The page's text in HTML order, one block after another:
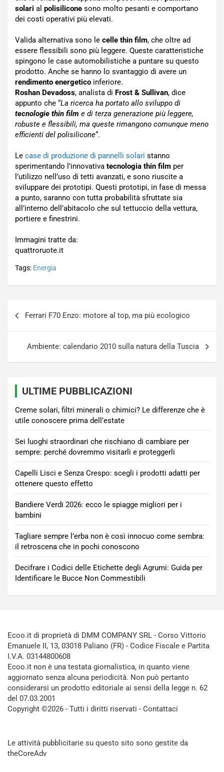
solari al polisilicone sono molto pesanti e comportano
dei costi operativi più elevati.
Valida alternativa sono le celle thin film, che oltre ad
essere flessibili sono più leggere. Queste caratteristiche
spingono le case automobilistiche a puntare su questo
prodotto. Anche se hanno lo svantaggio di avere un
rendimento energetico inferiore.
Roshan Devadoss, analista di Frost & Sullivan, dice
appunto che “La ricerca ha portato allo sviluppo di
tecnologie thin film e di terza generazione più leggere,
robuste e flessibili, ma queste rimangono comunque meno
efficienti del polisilicone“.
Le case di produzione di pannelli solari stanno
sperimentando l’innovativa tecnologia thin film per
l’utilizzo nell’uso di tetti avanzati, e sono riuscite a
sviluppare dei prototipi. Questi prototipi, in fase di messa
a punto, saranno con tutta probabilità sfruttate sia
all’interno dell’abitacolo che sul tettuccio della vettura,
portiere e finestrini.
Immagini tratte da:
quattroruote.it
Tags: Energia
Ferrari F70 Enzo: motore al top, ma più ecologico
Ambiente: calendario 2010 sulla natura della Tuscia
ULTIME PUBBLICAZIONI
Creme solari, filtri minerali o chimici? Le differenze che è
utile conoscere prima dell’estate
Sei luoghi straordinari che rischiano di cambiare per
sempre: perché dovremmo visitarli e proteggerli
Capelli Lisci e Senza Crespo: scegli i prodotti adatti per
ottenere questo effetto
Bandiere Verdi 2026: ecco le spiagge migliori per i
bambini
Tagliare sempre l’erba non è così innocuo come sembra:
il retroscena che in pochi conoscono
Decifrare i Codici delle Etichette degli Agrumi: Guida per
Identificare le Bucce Non Commestibili
Ecoo.it di proprietà di DMM COMPANY SRL - Corso Vittorio
Emanuele II, 13, 03018 Paliano (FR) - Codice Fiscale e Partita
I.V.A. 03144800608
Ecoo.it non è una testata giornalistica, in quanto viene
aggiornato senza alcuna periodicità. Non può pertanto
considerarsi un prodotto editoriale ai sensi della legge n. 62
del 07.03.2001
Copyright ©2026 - Tutti i diritti riservati - Contattaci
Le attività pubblicitarie su questo sito sono gestite da
theCoreAdv